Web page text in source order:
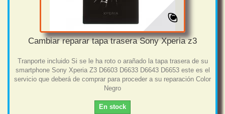
Cambiar reparar tapa trasera Sony Xperia z3
Tranporte incluido Si se le ha roto o arañado la tapa trasera de su
smartphone Sony Xperia Z3 D6603 D6633 D6643 D6653 este es el
servicio que deberá de comprar para proceder a su reparación Color
Negro
En stock